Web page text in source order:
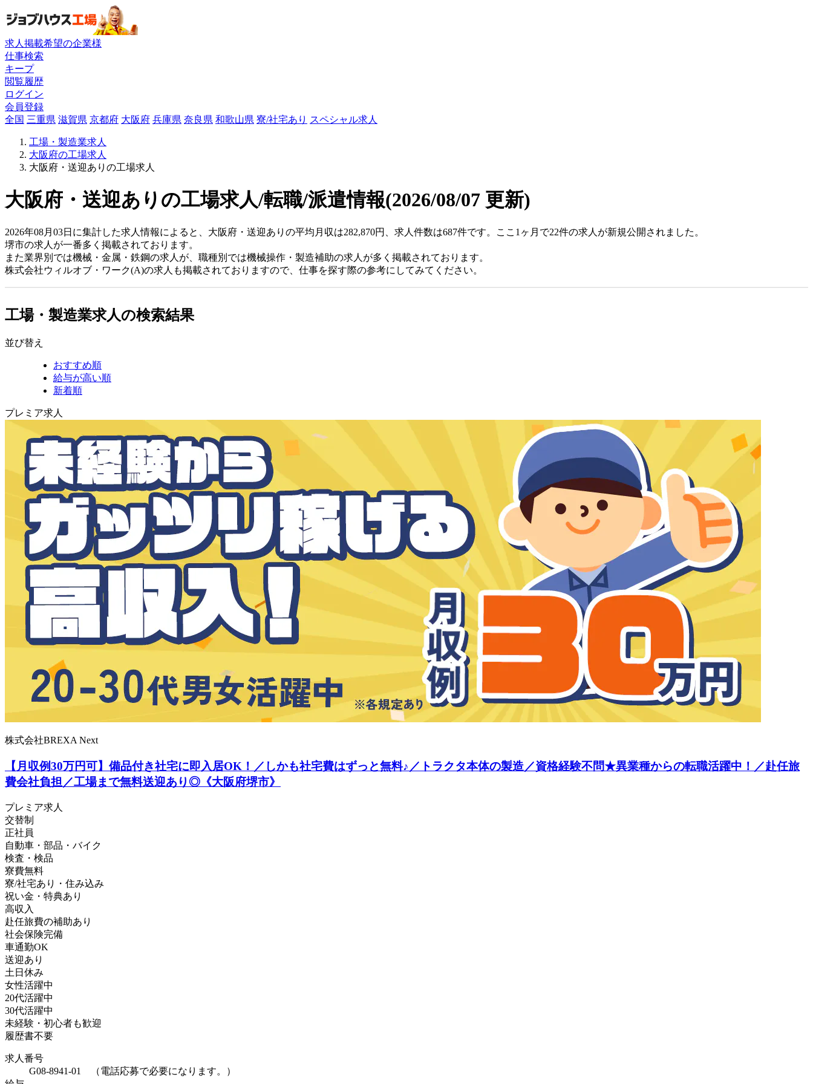
求人掲載希望の企業様
仕事検索
キープ
閲覧履歴
ログイン
会員登録
全国 三重県 滋賀県 京都府 大阪府 兵庫県 奈良県 和歌山県 寮/社宅あり スペシャル求人
工場・製造業求人
大阪府の工場求人
大阪府・送迎ありの工場求人
大阪府・送迎ありの工場求人/転職/派遣情報(2026/08/07 更新)
2026年08月03日に集計した求人情報によると、大阪府・送迎ありの平均月収は282,870円、求人件数は687件です。ここ1ヶ月で22件の求人が新規公開されました。
堺市の求人が一番多く掲載されております。
また業界別では機械・金属・鉄鋼の求人が、職種別では機械操作・製造補助の求人が多く掲載されております。
株式会社ウィルオブ・ワーク(A)の求人も掲載されておりますので、仕事を探す際の参考にしてみてください。
工場・製造業求人の検索結果
並び替え
おすすめ順
給与が高い順
新着順
プレミア求人
株式会社BREXA Next
【月収例30万円可】備品付き社宅に即入居OK！／しかも社宅費はずっと無料♪／トラクタ本体の製造／資格経験不問★異業種からの転職活躍中！／赴任旅
費会社負担／工場まで無料送迎あり◎《大阪府堺市》
プレミア求人
交替制
正社員
自動車・部品・バイク
検査・検品
寮費無料
寮/社宅あり・住み込み
祝い金・特典あり
高収入
赴任旅費の補助あり
社会保険完備
車通勤OK
送迎あり
土日休み
女性活躍中
20代活躍中
30代活躍中
未経験・初心者も歓迎
履歴書不要
求人番号
G08-8941-01 （電話応募で必要になります。）